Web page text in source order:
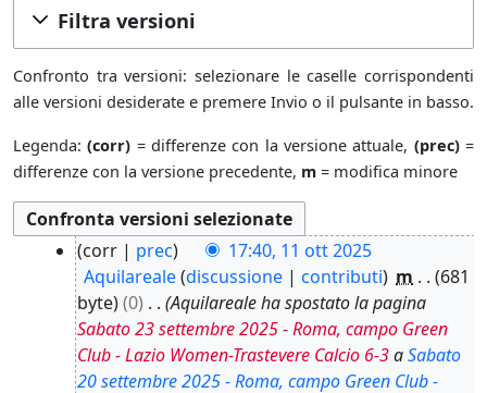
Filtra versioni
Confronto tra versioni: selezionare le caselle corrispondenti
alle versioni desiderate e premere Invio o il pulsante in basso.
Legenda:(corr) = differenze con la versione attuale, (prec)=
differenze con la versione precedente, m = modifica minore
corr prec
17:40, 11 ott 2025
Aquilareale discussione contributi m
681
byte
0
Aquilareale ha spostato la pagina
Sabato 23 settembre 2025 - Roma, campo Green
Club - Lazio Women-Trastevere Calcio 6-3aSabato
20 settembre 2025 - Roma, campo Green Club -